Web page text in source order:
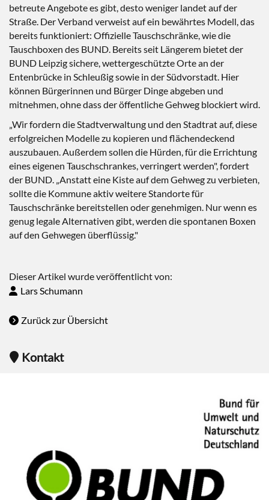
betreute Angebote es gibt, desto weniger landet auf der
Straße. Der Verband verweist auf ein bewährtes Modell, das
bereits funktioniert: Offizielle Tauschschränke, wie die
Tauschboxen des BUND. Bereits seit Längerem bietet der
BUND Leipzig sichere, wettergeschützte Orte an der
Entenbrücke in Schleußig sowie in der Südvorstadt. Hier
können Bürgerinnen und Bürger Dinge abgeben und
mitnehmen, ohne dass der öffentliche Gehweg blockiert wird.
„Wir fordern die Stadtverwaltung und den Stadtrat auf, diese
erfolgreichen Modelle zu kopieren und flächendeckend
auszubauen. Außerdem sollen die Hürden, für die Errichtung
eines eigenen Tauschschrankes, verringert werden", fordert
der BUND. „Anstatt eine Kiste auf dem Gehweg zu verbieten,
sollte die Kommune aktiv weitere Standorte für
Tauschschränke bereitstellen oder genehmigen. Nur wenn es
genug legale Alternativen gibt, werden die spontanen Boxen
auf den Gehwegen überflüssig."
Dieser Artikel wurde veröffentlicht von:
Lars Schumann
Zurück zur Übersicht
Kontakt